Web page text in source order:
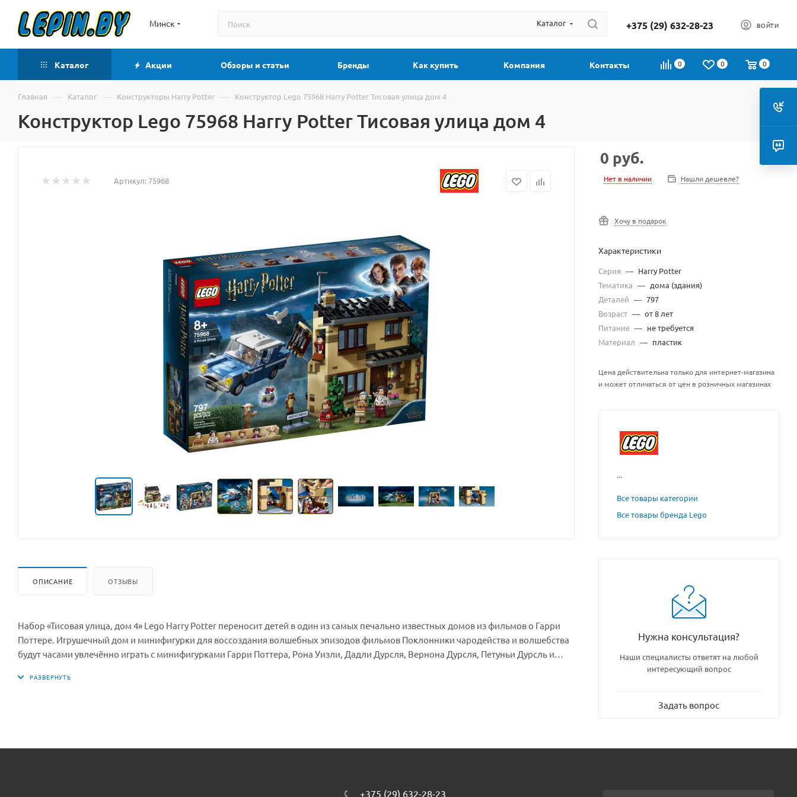
Минск Каталог +375 (29) 632-28-23 ВОЙТИ
0 0 0
Каталог Акции Обзоры и статьи Бренды Как купить Компания Контакты
Главная — Каталог — Конструкторы Harry Potter — Конструктор Lego 75968 Harry Potter Тисовая улица дом 4
Конструктор Lego 75968 Harry Potter Тисовая улица дом 4
Артикул: 75968
ОПИСАНИЕ ОТЗЫВЫ
Набор «Тисовая улица, дом 4» Lego Harry Potter переносит детей в один из самых печально известных домов из фильмов о Гарри
Поттере. Игрушечный дом и минифигурки для воссоздания волшебных эпизодов фильмов Поклонники чародейства и волшебства
будут часами увлечённо играть с минифигурками Гарри Поттера, Рона Уизли, Дадли Дурсля, Вернона Дурсля, Петуньи Дурсль и
аксессуаров: найти кладовку Гарри Поттера под лестницей и активировать специальную функцию почтового ящика, чтобы
0 руб.
Нет в наличии Нашли дешевле?
Хочу в подарок
Характеристики
Серия — Harry Potter
Тематика — дома (здания)
Деталей — 797
Возраст — от 8 лет
Питание — не требуется
Материал — пластик
Цена действительна только для интернет-магазина
и может отличаться от цен в розничных магазинах
...
Все товары категории
Все товары бренда Lego
Нужна консультация?
Наши специалисты ответят на любой
интересующий вопрос
Задать вопрос
+375 (29) 632-28-23